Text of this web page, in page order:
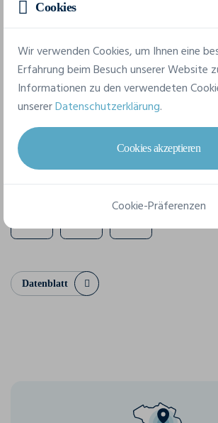
140 g/m²
Komposition
100% coton (Heather Grey: 90% coton /
(Charcoal: 60% coton / 40% polyester)
9 verfügbare Größen
Datenblatt
Cookies
Wir verwenden Cookies, um Ihnen eine
Erfahrung beim Besuch unserer Website
Informationen zu den verwendeten
unsererDatenschutzerklärung.
Cookies akzeptieren
Cookie-Präferenzen